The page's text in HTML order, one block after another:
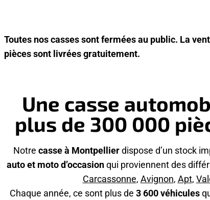
Toutes nos casses sont fermées au public. La
pièces sont livrées gratuitement.
Une casse
plus de 300 000
Notre casse à Montpellierdispose d’un stock
auto et moto d’occasionqui proviennent des
Carcassonne, Avignon, Apt,
Chaque année, ce sont plus de 3 600 véhicules